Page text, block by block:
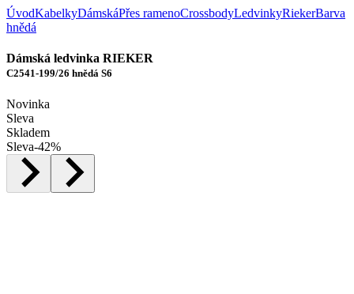
ÚvodKabelkyDámskáPřes ramenoCrossbodyLedvinkyRiekerBarva
hnědá
Dámská ledvinka RIEKER
C2541-199/26 hnědá S6
Novinka
Sleva
Skladem
Sleva-42%